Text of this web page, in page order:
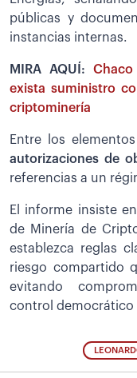
públicas y
instancias internas.
MIRA AQUÍ:
exista suministro
criptominería
Entre los
autorizaciones de
referencias a un
El informe insiste
de Minería de
establezca reglas
riesgo compartido
evitando
control democrático